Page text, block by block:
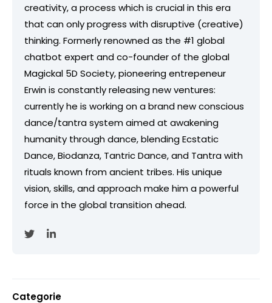
creativity, a process which is crucial in this era
that can only progress with disruptive (creative)
thinking. Formerly renowned as the #1 global
chatbot expert and co-founder of the global
Magickal 5D Society, pioneering entrepeneur
Erwin is constantly releasing new ventures:
currently he is working on a brand new conscious
dance/tantra system aimed at awakening
humanity through dance, blending Ecstatic
Dance, Biodanza, Tantric Dance, and Tantra with
rituals known from ancient tribes. His unique
vision, skills, and approach make him a powerful
force in the global transition ahead.
Categorie